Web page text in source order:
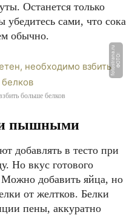
Останется только
сами, что сока
обычно.
Ф
О
Т
О:
f
o
t
o
s
t
r
a
n
a.
r
u
больше белков
пышными
добавлять в тесто при
Но вкус готового
Можно добавить яйца, но
от желтков. Белки
пены, аккуратно